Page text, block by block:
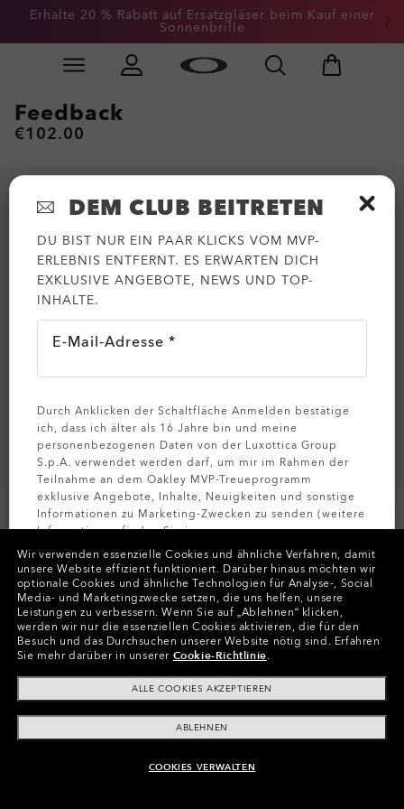
Skip to
Erhalte 20 % Rabatt auf Ersatzgläser beim Kauf einer
Sonnenbrille
Slide 3 of 3. Erhalte 20 % Rabatt auf Ersatzgläser
ONLINE NICHT VERFÜGBAR, ÄHNLICHE
Feedback
€102.00
Farben (9) Gläser Prizm Dark Golf,
GestellSatin Gunmetal
Größe:Eine Größe für alle
PassformNormale - Verstellbare Nasenpads
Größenanleitung ansehen
Wir verwenden essenzielle Cookies und ähnliche Verfahren, damit
unsere Website effizient funktioniert. Darüber hinaus möchten wir
optionale Cookies und ähnliche Technologien für Analyse-, Social
Media- und Marketingzwecke setzen, die uns helfen, unsere
Leistungen zu verbessern. Wenn Sie auf „Ablehnen“ klicken,
werden wir nur die essenziellen Cookies aktivieren, die für den
Besuch und das Durchsuchen unserer Website nötig sind. Erfahren
Sie mehr darüber in unserer Cookie-Richtlinie.
ALLE COOKIES AKZEPTIEREN
ABLEHNEN
COOKIES VERWALTEN
DEM CLUB BEITRETEN
DU BIST NUR EIN PAAR KLICKS VOM MVP-
ERLEBNIS ENTFERNT. ES ERWARTEN DICH
EXKLUSIVE ANGEBOTE, NEWS UND TOP-
INHALTE.
E-Mail-Adresse *
Durch Anklicken der Schaltfläche Anmelden bestätige
ich, dass ich älter als 16 Jahre bin und meine
personenbezogenen Daten von der Luxottica Group
S.p.A. verwendet werden darf, um mir im Rahmen der
Teilnahme an dem Oakley MVP-Treueprogramm
exklusive Angebote, Inhalte, Neuigkeiten und sonstige
Informationen zu Marketing-Zwecken zu senden (weitere
Informationen finden Sie in unserer
Datenschutzbestimmungen ).
MELDEN SIE